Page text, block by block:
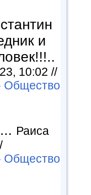
и
10:02 //
Общество
Раиса
Общество